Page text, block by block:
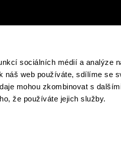
sociálních médií a analýze
web používáte, sdílíme se
mohou zkombinovat s
že používáte jejich služby.